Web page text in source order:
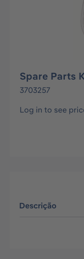
Spare Parts
3703257
Log in to see
Descrição